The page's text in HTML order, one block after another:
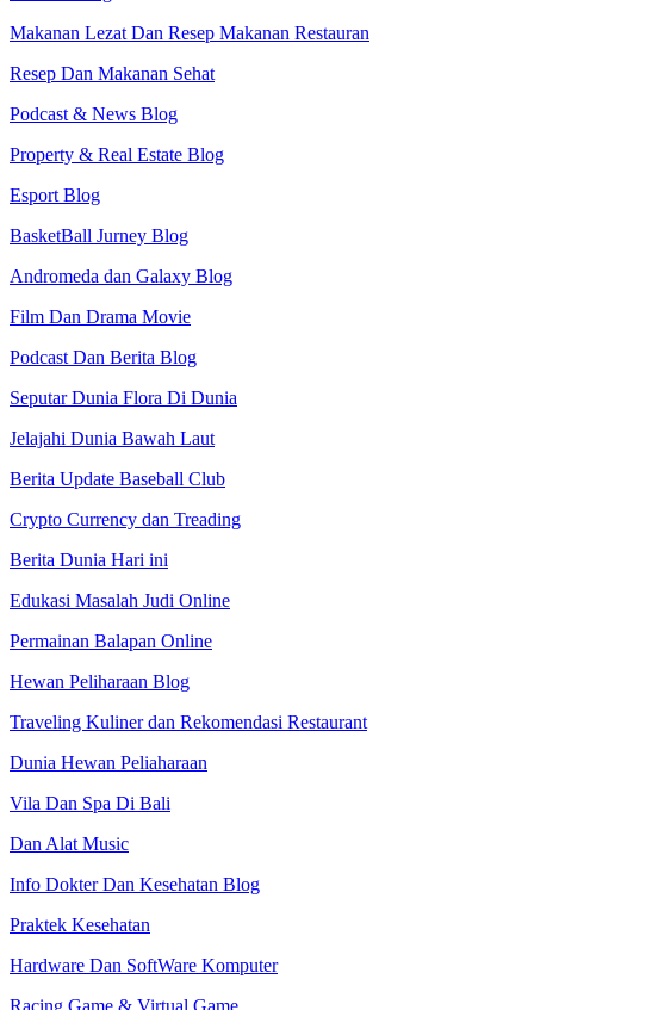
Makanan Lezat Dan Resep Makanan Restauran
Resep Dan Makanan Sehat
Podcast & News Blog
Property & Real Estate Blog
Esport Blog
BasketBall Jurney Blog
Andromeda dan Galaxy Blog
Film Dan Drama Movie
Podcast Dan Berita Blog
Seputar Dunia Flora Di Dunia
Jelajahi Dunia Bawah Laut
Berita Update Baseball Club
Crypto Currency dan Treading
Berita Dunia Hari ini
Edukasi Masalah Judi Online
Permainan Balapan Online
Hewan Peliharaan Blog
Traveling Kuliner dan Rekomendasi Restaurant
Dunia Hewan Peliaharaan
Vila Dan Spa Di Bali
Dan Alat Music
Info Dokter Dan Kesehatan Blog
Praktek Kesehatan
Hardware Dan SoftWare Komputer
Racing Game & Virtual Game